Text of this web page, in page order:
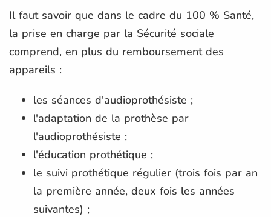
Il faut savoir que dans le cadre du 100 % Santé,
la prise en charge par la Sécurité sociale
comprend, en plus du remboursement des
appareils :
les séances d'audioprothésiste ;
l'adaptation de la prothèse par
l'audioprothésiste ;
l'éducation prothétique ;
le suivi prothétique régulier (trois fois par an
la première année, deux fois les années
suivantes) ;